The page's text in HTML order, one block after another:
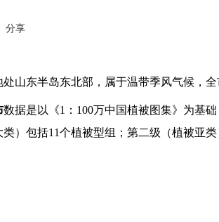
分享
山东半岛东北部，属于温带季风气候，
数据是以《1：100万中国植被图集》为基
）包括11个植被型组；第二级（植被亚